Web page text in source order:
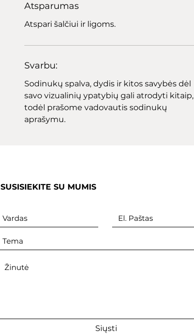
Atsparumas
Atspari šalčiui ir ligoms.
Svarbu:
Sodinukų spalva, dydis ir kitos savybės dėl
savo vizualinių ypatybių gali atrodyti kitaip,
todėl prašome vadovautis sodinukų
aprašymu.
SUSISIEKITE SU MUMIS
Siųsti